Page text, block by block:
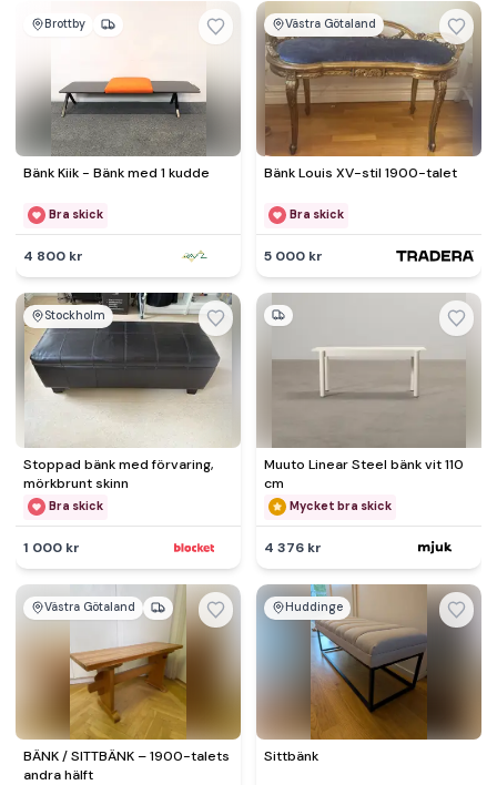
Brottby
Bänk Kiik - Bänk med 1 kudde
Bra skick
4 800 kr
Västra Götaland
Bänk Louis XV-stil 1900-talet
Bra skick
5 000 kr
Stockholm
Stoppad bänk med förvaring,
mörkbrunt skinn
Bra skick
1 000 kr
Muuto Linear Steel bänk vit 110
cm
Mycket bra skick
4 376 kr
Västra Götaland
BÄNK / SITTBÄNK – 1900-talets
andra hälft
Huddinge
Sittbänk